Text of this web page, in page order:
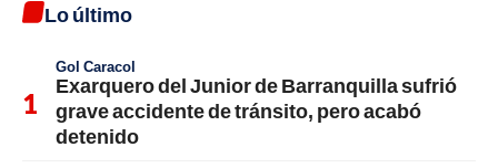
Lo último
Gol Caracol
Exarquero del Junior de Barranquilla sufrió
grave accidente de tránsito, pero acabó
detenido